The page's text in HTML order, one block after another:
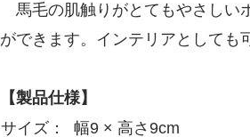
馬毛の肌触りがとてもやさしい
ができます。インテリアとしても
【製品仕様】
サイズ：
幅9 × 高さ9cm